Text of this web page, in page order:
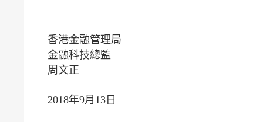
香港金融管理局
金融科技總監
周文正
2018年9月13日